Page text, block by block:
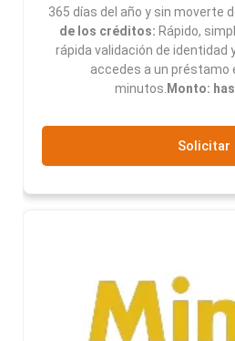
365 días del año y sin moverte
de los créditos: Rápido,
rápida validación de identidad
accedes a un préstamo
minutos. Monto:
Solicitar